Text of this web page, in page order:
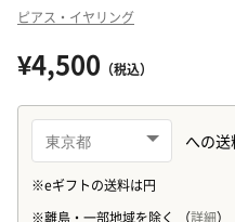
ピアス・イヤリング
¥4,500 （税込）